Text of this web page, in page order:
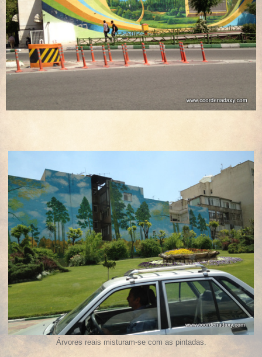
Árvores reais misturam-se com as pintadas.